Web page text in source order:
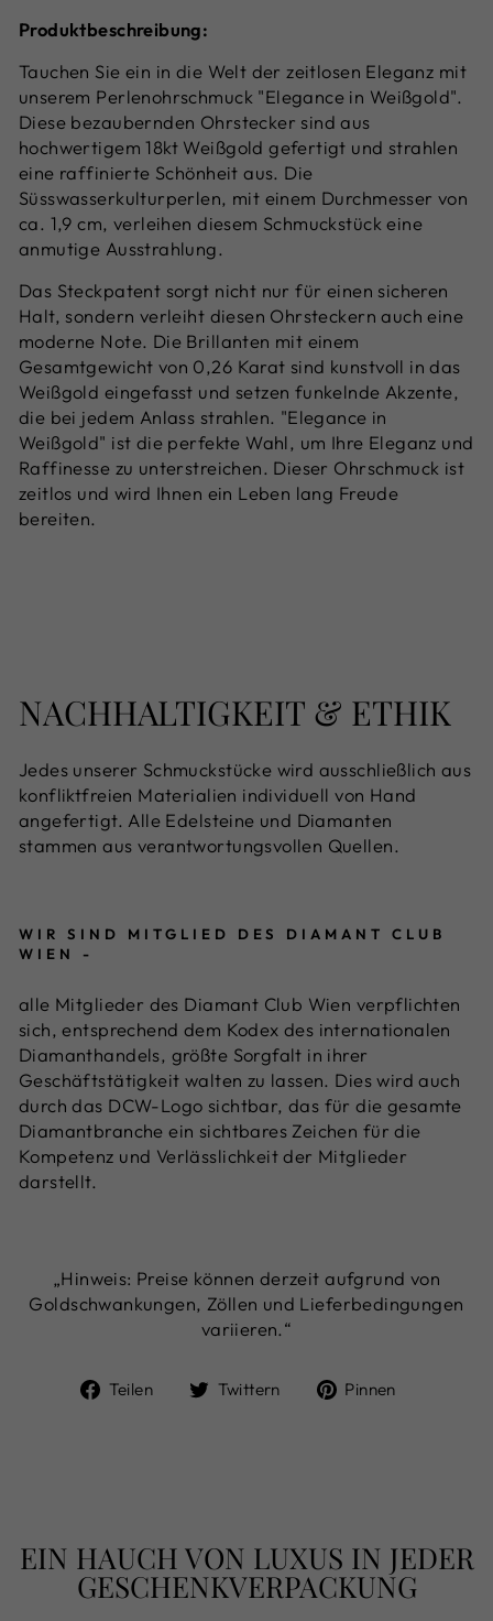
Produktbeschreibung:
Tauchen Sie ein in die Welt der zeitlosen Eleganz mit
unserem Perlenohrschmuck "Elegance in Weißgold".
Diese bezaubernden Ohrstecker sind aus
hochwertigem 18kt Weißgold gefertigt und strahlen
eine raffinierte Schönheit aus. Die
Süsswasserkulturperlen, mit einem Durchmesser von
ca. 1,9 cm, verleihen diesem Schmuckstück eine
anmutige Ausstrahlung.
Das Steckpatent sorgt nicht nur für einen sicheren
Halt, sondern verleiht diesen Ohrsteckern auch eine
moderne Note. Die Brillanten mit einem
Gesamtgewicht von 0,26 Karat sind kunstvoll in das
Weißgold eingefasst und setzen funkelnde Akzente,
die bei jedem Anlass strahlen. "Elegance in
Weißgold" ist die perfekte Wahl, um Ihre Eleganz und
Raffinesse zu unterstreichen. Dieser Ohrschmuck ist
zeitlos und wird Ihnen ein Leben lang Freude
bereiten.
NACHHALTIGKEIT & ETHIK
Jedes unserer Schmuckstücke wird ausschließlich aus
konfliktfreien Materialien individuell von Hand
angefertigt. Alle Edelsteine und Diamanten
stammen aus verantwortungsvollen Quellen.
WIR SIND MITGLIED DES DIAMANT CLUB
WIEN -
alle Mitglieder des Diamant Club Wien verpflichten
sich, entsprechend dem Kodex des internationalen
Diamanthandels, größte Sorgfalt in ihrer
Geschäftstätigkeit walten zu lassen. Dies wird auch
durch das DCW-Logo sichtbar, das für die gesamte
Diamantbranche ein sichtbares Zeichen für die
Kompetenz und Verlässlichkeit der Mitglieder
darstellt.
„Hinweis: Preise können derzeit aufgrund von
Goldschwankungen, Zöllen und Lieferbedingungen
variieren.“
Teilen
Auf
Twittern
Auf
Pinnen
EIN HAUCH VON LUXUS IN JEDER
GESCHENKVERPACKUNG